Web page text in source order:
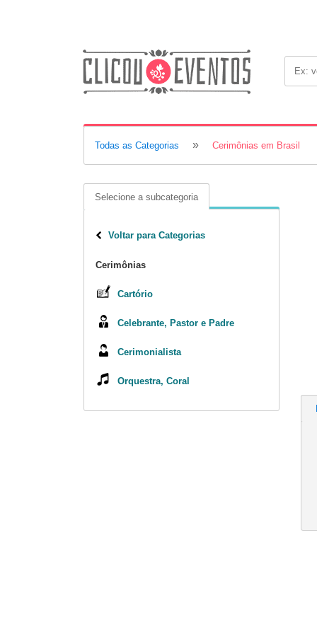
Todas as Categorias » Cerimônias em Brasil
Selecione a subcategoria
Voltar para Categorias
Cerimônias
Cartório
Celebrante, Pastor e Padre
Cerimonialista
Orquestra, Coral